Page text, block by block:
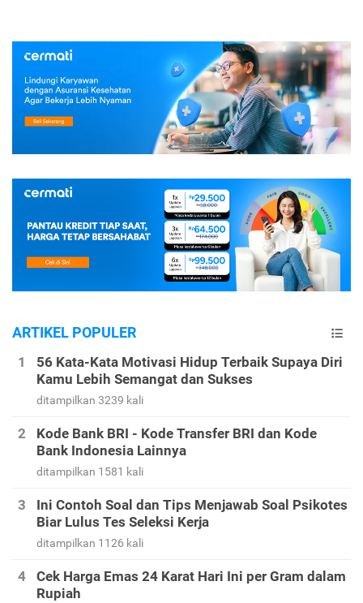
ARTIKEL POPULER
56 Kata-Kata Motivasi Hidup Terbaik Supaya Diri
Kamu Lebih Semangat dan Sukses
ditampilkan 3239 kali
Kode Bank BRI - Kode Transfer BRI dan Kode
Bank Indonesia Lainnya
ditampilkan 1581 kali
Ini Contoh Soal dan Tips Menjawab Soal Psikotes
Biar Lulus Tes Seleksi Kerja
ditampilkan 1126 kali
Cek Harga Emas 24 Karat Hari Ini per Gram dalam
Rupiah